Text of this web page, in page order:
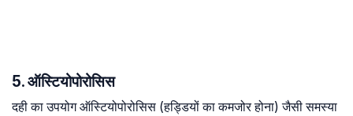
5. ऑस्टियोपोरोसिस
दही का उपयोग ऑस्टियोपोरोसिस (हड्डियों का कमजोर होना) जैसी समस्या